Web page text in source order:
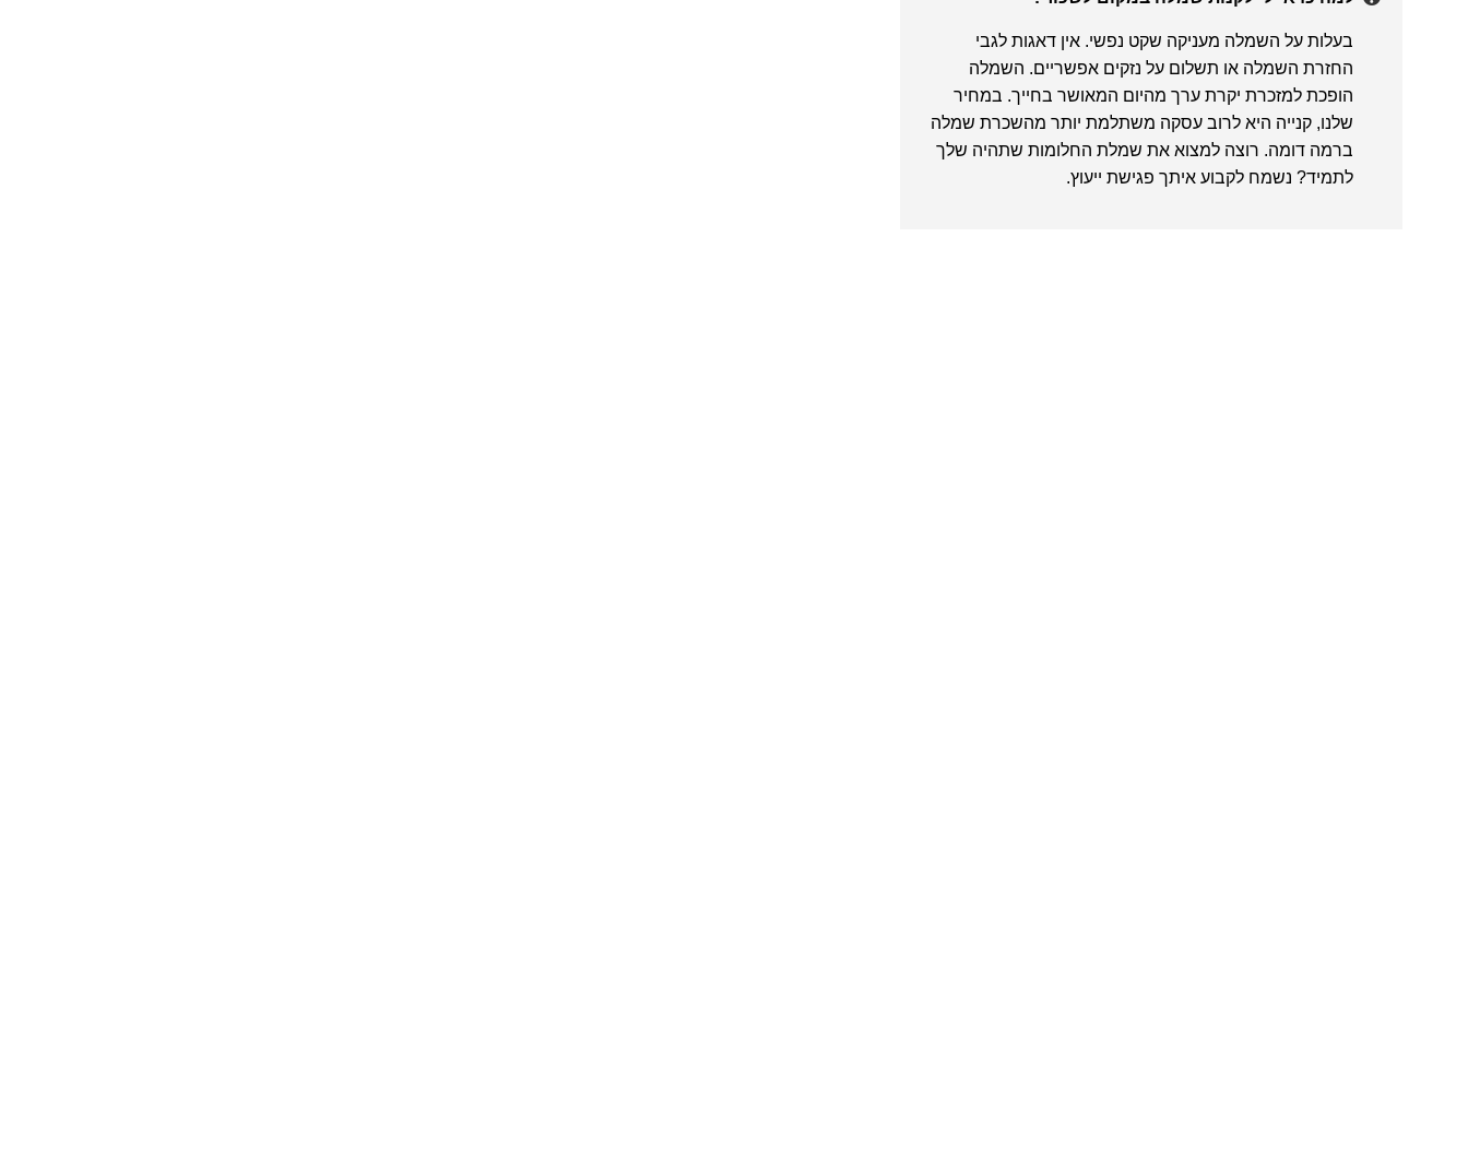
בעלות על השמלה מעניקה שקט נפשי. אין דאגות לגבי
החזרת השמלה או תשלום על נזקים אפשריים. השמלה
הופכת למזכרת יקרת ערך מהיום המאושר בחייך. במחיר
שלנו, קנייה היא לרוב עסקה משתלמת יותר מהשכרת שמלה
ברמה דומה. רוצה למצוא את שמלת החלומות שתהיה שלך
לתמיד? נשמח לקבוע איתך פגישת ייעוץ.